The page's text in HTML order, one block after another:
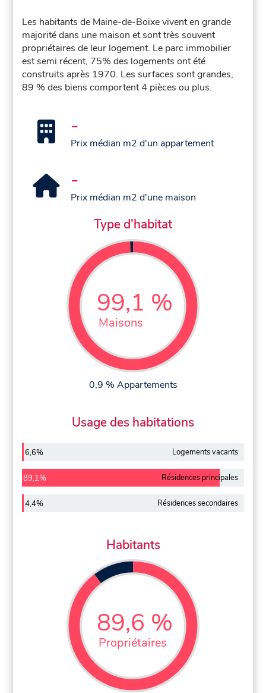
Les habitants de Maine-de-Boixe vivent en grande
majorité dans une maison et sont très souvent
propriétaires de leur logement. Le parc immobilier
est semi récent, 75% des logements ont été
construits après 1970. Les surfaces sont grandes,
89 % des biens comportent 4 pièces ou plus.
-
Prix médian m2 d'un appartement
-
Prix médian m2 d'une maison
Type d'habitat
99,1 %
Maisons
0,9 % Appartements
Usage des habitations
6,6% Logements vacants
89,1% Résidences principales
4,4% Résidences secondaires
Habitants
89,6 %
Propriétaires